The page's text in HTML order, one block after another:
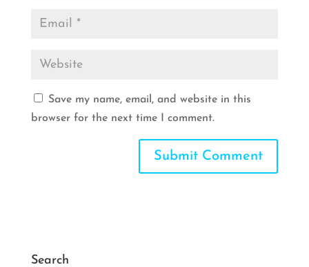
Save my name, email, and website in this
browser for the next time I comment.
r
Search